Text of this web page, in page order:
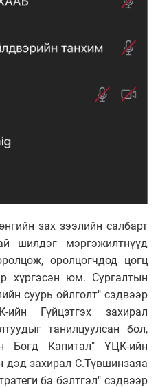
зах зээлийн салбарт
шилдэг мэргэжилтнүүд
оролцогчдод цогц
хүргэсэн юм. Сургалтын
суурь ойлголт" сэдвээр
Гүйцэтгэх захирал
танилцуулсан бол,
Богд Капитал" ҮЦК-ийн
дэд захирал С.Түвшинзаяа
ба бэлтгэл" сэдвээр